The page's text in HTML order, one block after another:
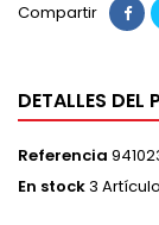
Compartir
DETALLES DEL
Referencia
En stock3